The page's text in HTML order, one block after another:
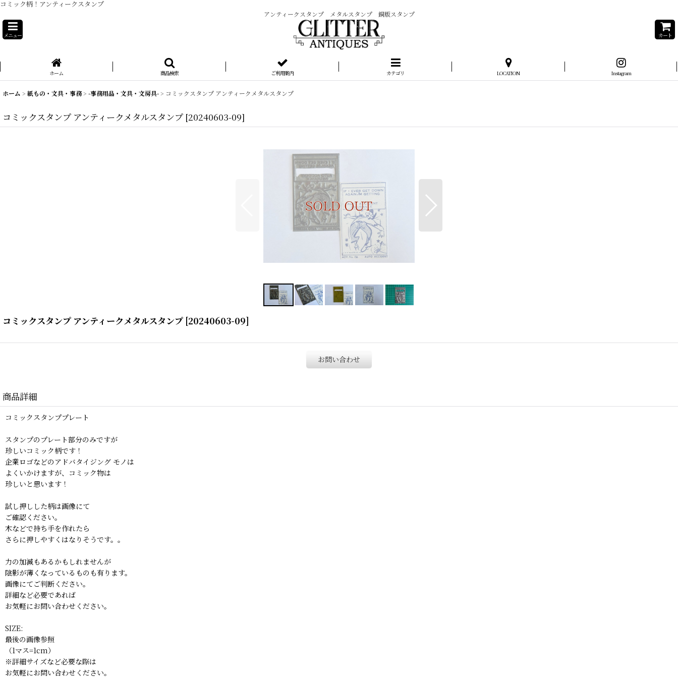
コミック柄！アンティークスタンプ
アンティークスタンプ メタルスタンプ 銅版スタンプ
メニュー カート
ホーム 商品検索 ご利用案内 カテゴリ LOCATION Instagram
ホーム > 紙もの・文具・事務> -事務用品・文具・文房具-> コミックスタンプ アンティークメタルスタンプ
コミックスタンプ アンティークメタルスタンプ [20240603-09]
コミックスタンプ アンティークメタルスタンプ [20240603-09]
お問い合わせ
商品詳細
コミックスタンププレート
スタンプのプレート部分のみですが
珍しいコミック柄です！
企業ロゴなどのアドバタイジング モノは
よくいかけますが、コミック物は
珍しいと思います！
試し押しした柄は画像にて
ご確認ください。
木などで持ち手を作れたら
さらに押しやすくはなりそうです。。
力の加減もあるかもしれませんが
陰影が薄くなっているものも有ります。
画像にてご判断ください。
詳細など必要であれば
お気軽にお問い合わせください。
SIZE:
最後の画像参照
（1マス=1cm）
※詳細サイズなど必要な際は
お気軽にお問い合わせください。